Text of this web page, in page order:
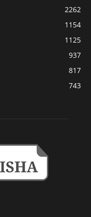
2262
1154
1125
937
817
743